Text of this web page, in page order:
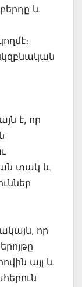
և
է, որ
տակ և
որ
այլ և